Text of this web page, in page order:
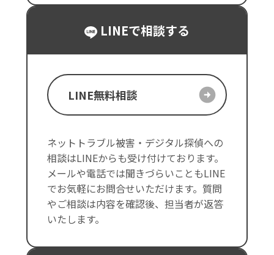
LINEで相談する
LINE無料相談
ネットトラブル被害・デジタル探偵への
相談はLINEからも受け付けております。
メールや電話では聞きづらいこともLINE
でお気軽にお問合せいただけます。質問
やご相談は内容を確認後、担当者が返答
いたします。